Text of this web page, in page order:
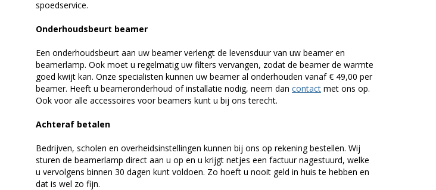
spoedservice.
Onderhoudsbeurt beamer
Een onderhoudsbeurt aan uw beamer verlengt de levensduur van uw beamer en
beamerlamp. Ook moet u regelmatig uw filters vervangen, zodat de beamer de warmte
goed kwijt kan. Onze specialisten kunnen uw beamer al onderhouden vanaf € 49,00 per
beamer. Heeft u beameronderhoud of installatie nodig, neem dan contact met ons op.
Ook voor alle accessoires voor beamers kunt u bij ons terecht.
Achteraf betalen
Bedrijven, scholen en overheidsinstellingen kunnen bij ons op rekening bestellen. Wij
sturen de beamerlamp direct aan u op en u krijgt netjes een factuur nagestuurd, welke
u vervolgens binnen 30 dagen kunt voldoen. Zo hoeft u nooit geld in huis te hebben en
dat is wel zo fijn.